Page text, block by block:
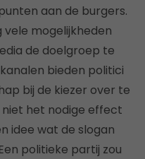
aan de burgers.
mogelijkheden
de doelgroep te
bieden politici
bij de kiezer over te
het nodige effect
idee wat de slogan
politieke partij zou